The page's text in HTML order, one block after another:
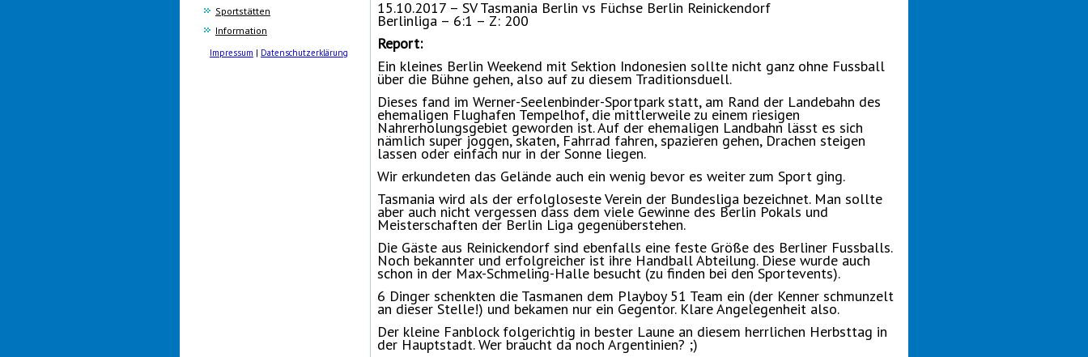
Sportstätten
Information
Impressum | Datenschutzerklärung
15.10.2017 – SV Tasmania Berlin vs Füchse Berlin Reinickendorf
Berlinliga – 6:1 – Z: 200
Report:
Ein kleines Berlin Weekend mit Sektion Indonesien sollte nicht ganz ohne Fussball
über die Bühne gehen, also auf zu diesem Traditionsduell.
Dieses fand im Werner-Seelenbinder-Sportpark statt, am Rand der Landebahn des
ehemaligen Flughafen Tempelhof, die mittlerweile zu einem riesigen
Nahrerholungsgebiet geworden ist. Auf der ehemaligen Landbahn lässt es sich
nämlich super joggen, skaten, Fahrrad fahren, spazieren gehen, Drachen steigen
lassen oder einfach nur in der Sonne liegen.
Wir erkundeten das Gelände auch ein wenig bevor es weiter zum Sport ging.
Tasmania wird als der erfolgloseste Verein der Bundesliga bezeichnet. Man sollte
aber auch nicht vergessen dass dem viele Gewinne des Berlin Pokals und
Meisterschaften der Berlin Liga gegenüberstehen.
Die Gäste aus Reinickendorf sind ebenfalls eine feste Größe des Berliner Fussballs.
Noch bekannter und erfolgreicher ist ihre Handball Abteilung. Diese wurde auch
schon in der Max-Schmeling-Halle besucht (zu finden bei den Sportevents).
6 Dinger schenkten die Tasmanen dem Playboy 51 Team ein (der Kenner schmunzelt
an dieser Stelle!) und bekamen nur ein Gegentor. Klare Angelegenheit also.
Der kleine Fanblock folgerichtig in bester Laune an diesem herrlichen Herbsttag in
der Hauptstadt. Wer braucht da noch Argentinien? ;)